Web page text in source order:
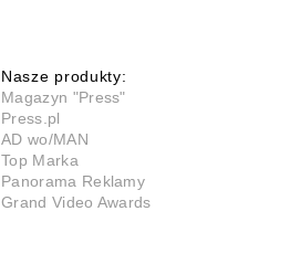
Nasze produkty:
Magazyn "Press"
Press.pl
AD wo/MAN
Top Marka
Panorama Reklamy
Grand Video Awards